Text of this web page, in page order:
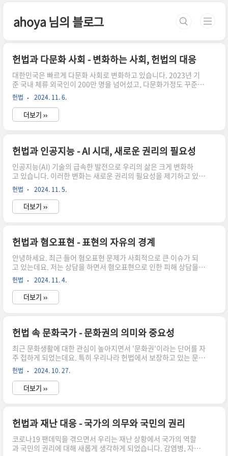
ahoya 님의 블로그
헌법과 다문화 사회 - 변화하는 사회, 헌법의 대응
대한민국은 빠르게 다문화 사회로 변화하고 있습니다. 2023년 기
준 국내 체류 외국인이 200만 명을 넘어섰고, 다문화가정도 꾸준
히 증가하고 있습니다. 이러한 변화는 우리 헌법이 새로운 도전
에 직면하게 만들고 있습니다. 오늘은 다문화 사회에서 헌법이 어떻
게 대응해야 하는지 살펴보도록 하겠습니다. 다문화 사회의 현황
과 도전 국내 현황 체류 외국인 증가 추세 다문화가정의 확대 이주노
심의 기본권 체계 "모든 국민은..." 으로 시작하는 기본권 조항들 외
국인의 기본권 주체성 문제 법적 지위의 불안정성 문화적 다양성 인
정 부족 단일민족 중심의 헌법 전문 다문화 가치 반영 미흡 소..
헌법 2024. 11. 6.
더보기 ››
헌법과 인공지능 - AI 시대, 새로운 권리의 필요성
인공지능(AI) 기술의 급속한 발전으로 우리의 삶은 크게 변화하
고 있습니다. 이러한 변화는 새로운 권리의 필요성을 제기하고 있으
며, 헌법적 차원의 논의를 요구하고 있습니다. 오늘은 AI 시대에 필
요한 새로운 권리들과 이를 헌법에 어떻게 반영할 수 있을지 살펴보
도록 하겠습니다. AI 시대의 새로운 도전 AI 기술의 특징 자율성
과 학습능력 예측 불가능성 의사결정의 불투명성 발생 가능한 문제
사결정 과정에 대한 설명을 요구할 권리AI 시스템의 사용 여부를 선
택할 권리 주요 내용: 1. AI 사용 여부 고지 요구권 2. AI 결정에 대
한 이의제기권 3. 인간의 개입을 요구할 권리..
헌법 2024. 11. 5.
더보기 ››
헌법과 혐오표현 - 표현의 자유의 경계
안녕하세요. 최근 들어 혐오표현 문제가 사회적으로 큰 이슈가 되
고 있는데요. 저는 상담을 하면서 혐오표현으로 인한 피해 상담을
자주 접하게 됩니다. 오늘은 헌법상 표현의 자유와 혐오표현의 관계
에 대해 자세히 알아보도록 하겠습니다. 헌법상 표현의 자유란? 우
리 헌법 제21조는 "모든 국민은 언론·출판의 자유와 집회·결사
의 자유를 가진다"고 규정하고 있습니다. 이는 민주주의의 근간
가 많습니다.하지만 실제로는 그렇지 않습니다. 표현의 자유의 구성
요소 1. 의사표현의 자유 자신의 생각과 의견을 표현할 자유 다양한
매체를 통한 의사전달 예술적, 학문적 표현 포함 2. 정보의 자유 정
보..
헌법 2024. 11. 4.
더보기 ››
헌법 속 문화국가 - 문화권의 의미와 중요성
최근 문화생활에 대한 관심이 높아지면서 '문화권'이라는 단어를 자
주 접하게 되었는데요. 특히 우리나라 헌법에서 보장하고 있는 문화
국가 원리와 문화권의 의미에 대해 함께 알아보는 시간을 가져보려
고 합니다. 문화국가란 무엇일까요? 문화국가라는 개념은 우리나
라 헌법 전문과 제9조에서 찾아볼 수 있습니다. 헌법에서는 "문화
의 창달"을 국가의 중요한 책무로 규정하고 있는데요. 이는 단순
는 문화 활동에 대한 간섭을 최소화해야 함 창작과 표현의 자유를 보
장해야 함 문화 다양성을 존중해야 함문화창조 지원문화 인프라 구
축 예술가 지원 정책 문화 교육 활성화 문화향유권 보장모든 국민의
문화생활 접근..
헌법 2024. 10. 27.
더보기 ››
헌법과 재난 대응 - 국가의 의무와 국민의 권리
코로나19 팬데믹을 겪으면서 우리는 재난 상황에서 국가의 역할
과 국민의 권리에 대해 새롭게 생각하게 되었습니다. 감염병, 자연